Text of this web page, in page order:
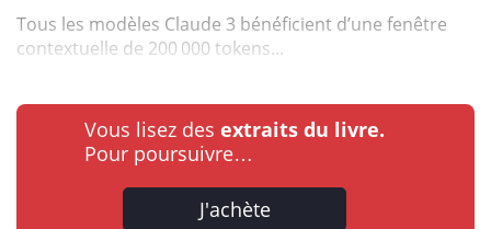
Tous les modèles Claude 3 bénéficient d’une fenêtre
contextuelle de 200 000 tokens...
Vous lisez des extraits du livre.
Pour poursuivre…
J'achète